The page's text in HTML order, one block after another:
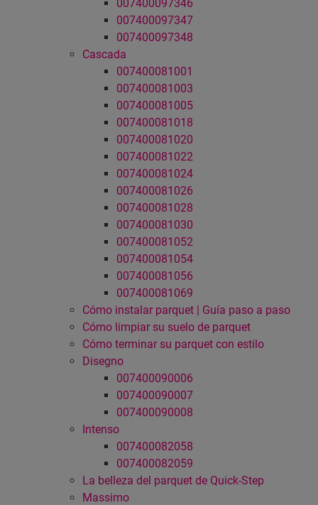
007400097346
007400097347
007400097348
Cascada
007400081001
007400081003
007400081005
007400081018
007400081020
007400081022
007400081024
007400081026
007400081028
007400081030
007400081052
007400081054
007400081056
007400081069
Cómo instalar parquet | Guía paso a paso
Cómo limpiar su suelo de parquet
Cómo terminar su parquet con estilo
Disegno
007400090006
007400090007
007400090008
Intenso
007400082058
007400082059
La belleza del parquet de Quick-Step
Massimo